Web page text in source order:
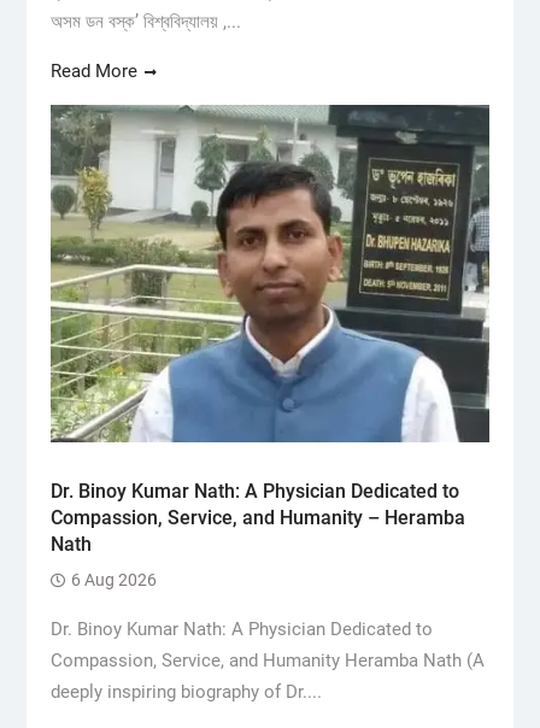
অসম ডন বস্ক’ বিশ্ববিদ্যালয় ,...
Read More
Dr. Binoy Kumar Nath: A Physician Dedicated to
Compassion, Service, and Humanity – Heramba
Nath
6 Aug 2026
Dr. Binoy Kumar Nath: A Physician Dedicated to
Compassion, Service, and Humanity Heramba Nath (A
deeply inspiring biography of Dr....